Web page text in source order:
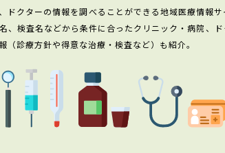
クターの情報を調べることができる地域医療情報サ
検査名などから条件に合ったクリニック・病院、ド
診療方針や得意な治療・検査など）も紹介。